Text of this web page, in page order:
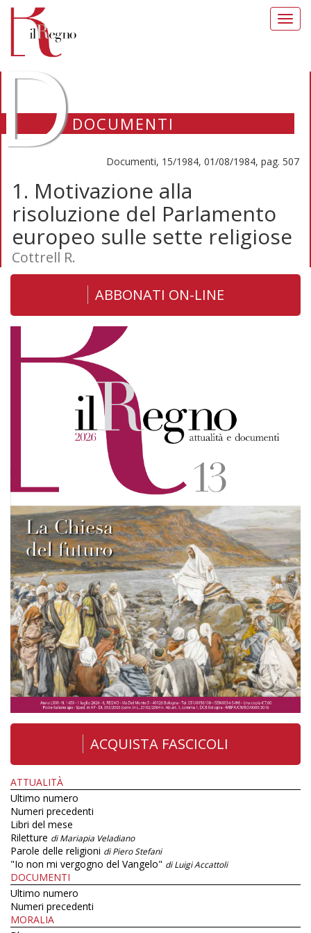
DOCUMENTI
Documenti, 15/1984, 01/08/1984, pag. 507
1. Motivazione alla
risoluzione del Parlamento
europeo sulle sette religiose
Cottrell R.
ABBONATI ON-LINE
ACQUISTA FASCICOLI
ATTUALITÀ
Ultimo numero
Numeri precedenti
Libri del mese
Riletture di Mariapia Veladiano
Parole delle religioni di Piero Stefani
"Io non mi vergogno del Vangelo" di Luigi Accattoli
DOCUMENTI
Ultimo numero
Numeri precedenti
MORALIA